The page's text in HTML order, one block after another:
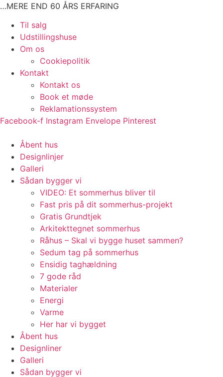
Videre
indhold
…MERE END 60 ÅRS ERFARING
Main
Menu
Til salg
Udstillingshuse
Om os
Cookiepolitik
Kontakt
Kontakt os
Book et møde
Reklamationssystem
Facebook-f Instagram Envelope Pinterest
Main
Menu
Åbent hus
Designlinjer
Galleri
Sådan bygger vi
VIDEO: Et sommerhus bliver til
Fast pris på dit sommerhus-projekt
Gratis Grundtjek
Arkitekttegnet sommerhus
Råhus – Skal vi bygge huset sammen?
Sedum tag på sommerhus
Ensidig taghældning
7 gode råd
Materialer
Energi
Varme
Her har vi bygget
Åbent hus
Designliner
Galleri
Sådan bygger vi